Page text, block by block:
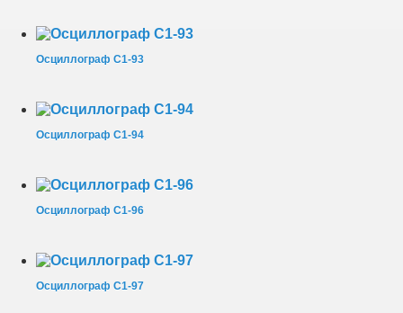
Осциллограф С1-93
Осциллограф С1-94
Осциллограф С1-96
Осциллограф С1-97